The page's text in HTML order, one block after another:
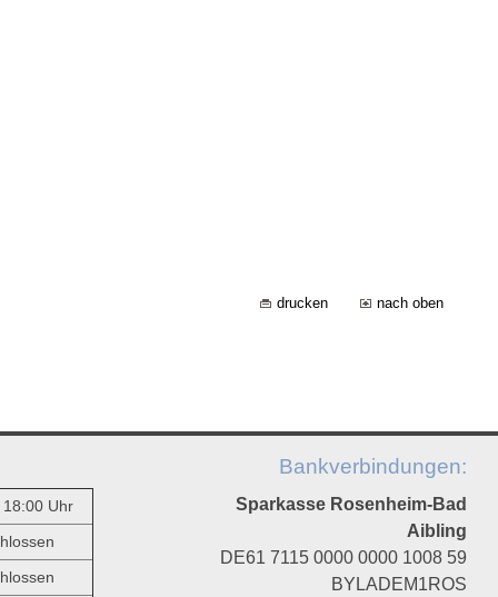
drucken nach oben
Uhr
Bankverbindungen:
Sparkasse Rosenheim-Bad
Aibling
DE61 7115 0000 0000 1008 59
BYLADEM1ROS